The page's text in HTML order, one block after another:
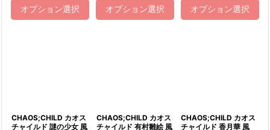
オプション選択 オプション選択 オプション選択
CHAOS;CHILD カオス
チャイルド 謎の少女 風
CHAOS;CHILD カオス
チャイルド 有村雛絵 風
CHAOS;CHILD カオス
チャイルド 香月華 風